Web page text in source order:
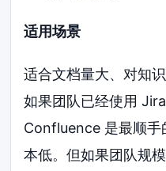
适用场景
适合文档量大、对知
如果团队已经使用
Confluence 是最顺手
本低。但如果团队规